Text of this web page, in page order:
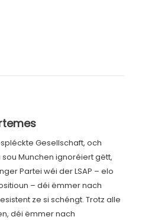
Gesellschaft, och
Munchen ignoréiert gëtt,
Partei wéi der LSAP – elo
– déi ëmmer nach
ze si schéngt. Trotz alle
déi ëmmer nach